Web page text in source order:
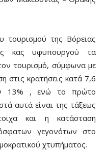
τουρισμού της Βόρειας
κας υφυπουργού τα
τουρισμό, σύμφωνα με
στις κρατήσεις κατά 7,6
13% , ενώ το πρώτο
αυτά είναι της τάξεως
και η κατάσταση
γεγονότων στο
χτυπήματος.